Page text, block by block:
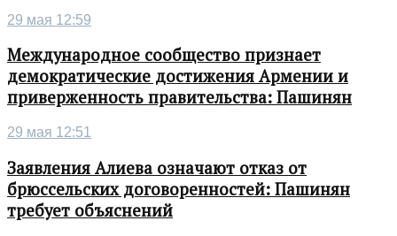
29 мая 12:59
Международное сообщество признает
демократические достижения Армении и
приверженность правительства: Пашинян
29 мая 12:51
Заявления Алиева означают отказ от
брюссельских договоренностей: Пашинян
требует объяснений